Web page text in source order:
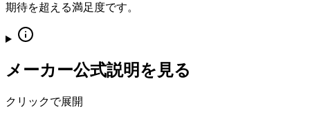
期待を超える満足度です。
メーカー公式説明を見る
クリックで展開